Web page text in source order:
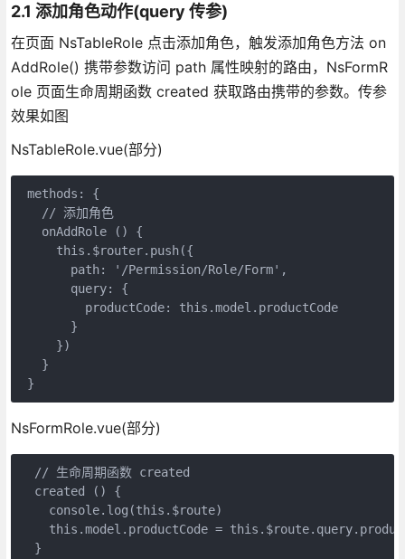
2.1 添加角色动作(query 传参)
在页面 NsTableRole 点击添加角色，触发添加角色方法 on
AddRole() 携带参数访问 path 属性映射的路由，NsFormR
ole 页面生命周期函数 created 获取路由携带的参数。传参
效果如图
NsTableRole.vue(部分)
methods: {
   // 添加角色
   onAddRole () {
     this.$router.push({
       path: '/Permission/Role/Form',
       query: {
         productCode: this.model.productCode
       }
     })
   }
NsFormRole.vue(部分)
  // 生命周期函数 created
  created () {
    console.log(this.$route)
this.model.productCode =